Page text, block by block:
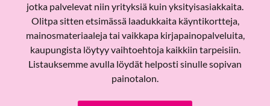
jotka palvelevat niin yrityksiä kuin yksityisasiakkaita.
Olitpa sitten etsimässä laadukkaita käyntikortteja,
mainosmateriaaleja tai vaikkapa kirjapainopalveluita,
kaupungista löytyy vaihtoehtoja kaikkiin tarpeisiin.
Listauksemme avulla löydät helposti sinulle sopivan
painotalon.